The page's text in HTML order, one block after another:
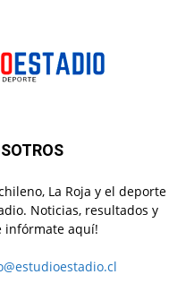
La Roja y el deporte
Noticias, resultados y
infórmate aquí!